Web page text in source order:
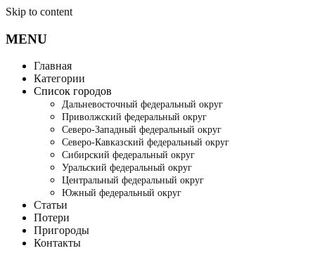
Skip to content
MENU
Главная
Категории
Список городов
Дальневосточный федеральный округ
Приволжский федеральный округ
Северо-Западный федеральный округ
Северо-Кавказский федеральный округ
Сибирский федеральный округ
Уральский федеральный округ
Центральный федеральный округ
Южный федеральный округ
Статьи
Потери
Пригороды
Контакты